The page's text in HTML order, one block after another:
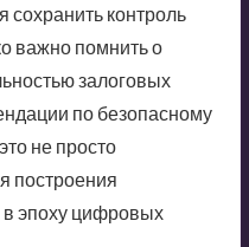
сохранить контроль
важно помнить о
залоговых
по безопасному
не просто
построения
эпоху цифровых